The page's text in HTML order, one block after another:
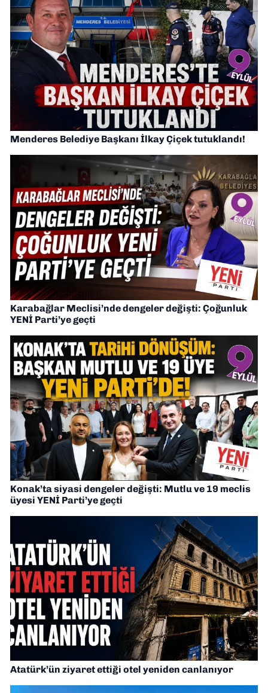
Menderes Belediye Başkanı İlkay Çiçek tutuklandı!
Karabağlar Meclisi’nde dengeler değişti: Çoğunluk
YENİ Parti’ye geçti
Konak’ta siyasi dengeler değişti: Mutlu ve 19 meclis
üyesi YENİ Parti’ye geçti
Atatürk’ün ziyaret ettiği otel yeniden canlanıyor